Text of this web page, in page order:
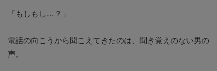
「もしもし…？」
電話の向こうから聞こえてきたのは、聞き覚えのない男の
声。